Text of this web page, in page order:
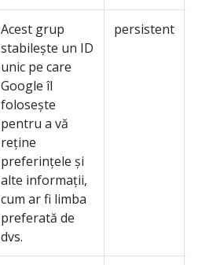
Acest grup
stabilește un ID
unic pe care
Google îl
folosește
pentru a vă
reține
preferințele și
alte informații,
cum ar fi limba
preferată de
dvs.
persistent